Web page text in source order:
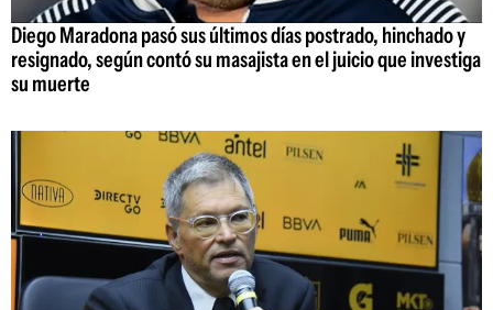
Diego Maradona pasó sus últimos días postrado, hinchado y
resignado, según contó su masajista en el juicio que investiga
su muerte